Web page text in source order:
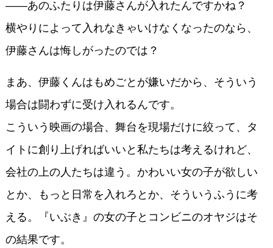
――あのふたりは伊藤さんが入れたんですかね？
横やりによって入れなきゃいけなくなったのなら、
伊藤さんは悔しがったのでは？
まあ、伊藤くんはもめごとが嫌いだから、そういう
場合は闘わずに受け入れるんです。
こういう映画の場合、舞台を現場だけに絞って、タ
イトに創り上げればいいと私たちは考えるけれど、
会社の上の人たちは違う。かわいい女の子が欲しい
とか、もっと日常を入れろとか、そういうふうに考
える。『いぶき』の女の子とコンビニのオヤジはそ
の結果です。